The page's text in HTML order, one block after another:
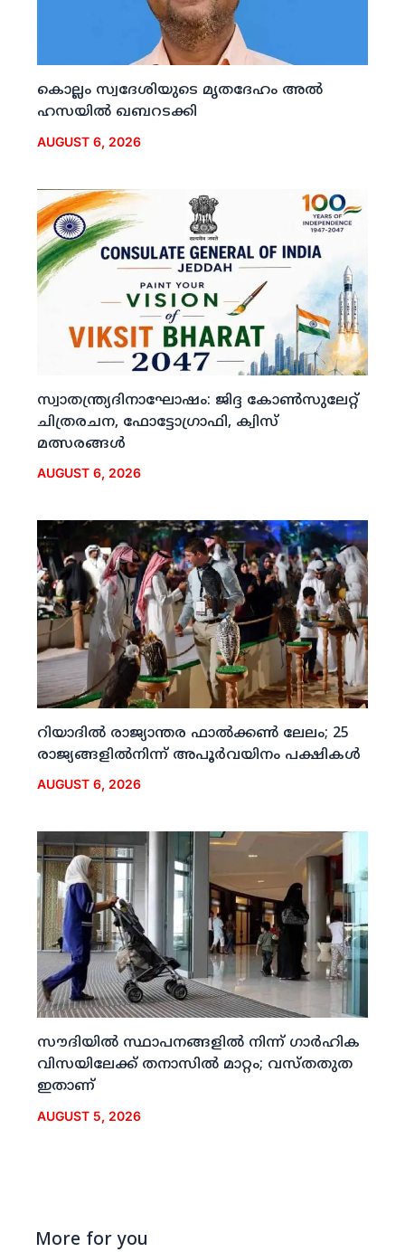
കൊല്ലം സ്വദേശിയുടെ മൃതദേഹം അല്‍
ഹസയില്‍ ഖബറടക്കി
AUGUST 6, 2026
സ്വാതന്ത്ര്യദിനാഘോഷം: ജിദ്ദ കോണ്‍സുലേറ്റ്
ചിത്രരചന, ഫോട്ടോഗ്രാഫി, ക്വിസ്
മത്സരങ്ങള്‍
AUGUST 6, 2026
റിയാദില്‍ രാജ്യാന്തര ഫാല്‍ക്കണ്‍ ലേലം; 25
രാജ്യങ്ങളില്‍നിന്ന് അപൂര്‍വയിനം പക്ഷികള്‍
AUGUST 6, 2026
സൗദിയില്‍ സ്ഥാപനങ്ങളില്‍ നിന്ന് ഗാര്‍ഹിക
വിസയിലേക്ക് തനാസില്‍ മാറ്റം; വസ്തതുത
ഇതാണ്
AUGUST 5, 2026
More for you